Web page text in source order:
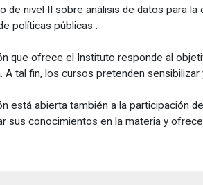
de nivel II sobre análisis de datos para
políticas públicas .
que ofrece el Instituto responde al
A tal fin, los cursos pretenden
está abierta también a la participación
sus conocimientos en la materia y